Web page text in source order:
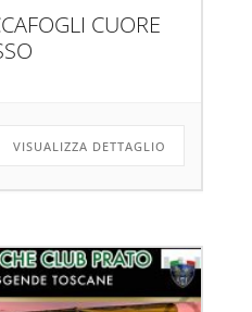
CUORE
VISUALIZZA DETTAGLIO